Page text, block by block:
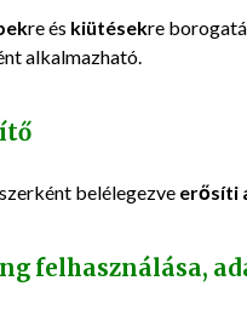
re és kiütésekre
alkalmazható.
belélegezve erősíti
felhasználása,